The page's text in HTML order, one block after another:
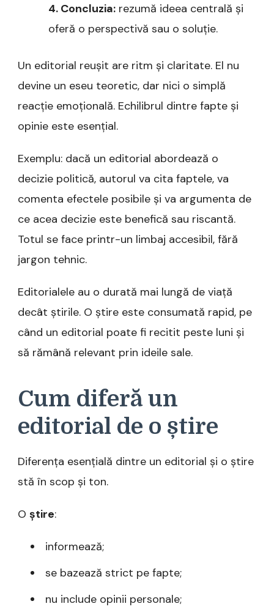
4. Concluzia: rezumă ideea centrală și
oferă o perspectivă sau o soluție.
Un editorial reușit are ritm și claritate. El nu
devine un eseu teoretic, dar nici o simplă
reacție emoțională. Echilibrul dintre fapte și
opinie este esențial.
Exemplu: dacă un editorial abordează o
decizie politică, autorul va cita faptele, va
comenta efectele posibile și va argumenta de
ce acea decizie este benefică sau riscantă.
Totul se face printr-un limbaj accesibil, fără
jargon tehnic.
Editorialele au o durată mai lungă de viață
decât știrile. O știre este consumată rapid, pe
când un editorial poate fi recitit peste luni și
să rămână relevant prin ideile sale.
Cum diferă un
editorial de o știre
Diferența esențială dintre un editorial și o știre
stă în scop și ton.
O știre:
informează;
se bazează strict pe fapte;
nu include opinii personale;